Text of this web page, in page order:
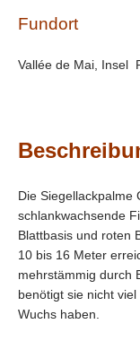
Fundort
Vallée de Mai, Insel
Die Siegellackpalme
schlankwachsende
Blattbasis und roten
10 bis 16 Meter
mehrstämmig durch
benötigt sie nicht
Wuchs haben.